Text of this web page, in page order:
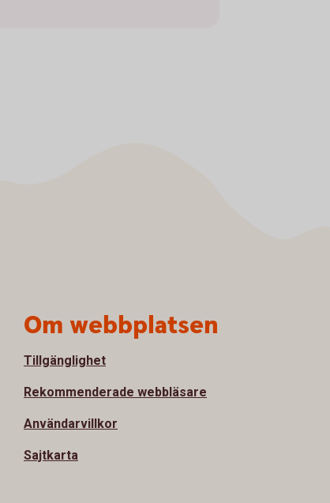
Om webbplatsen
Tillgänglighet
Rekommenderade webbläsare
Användarvillkor
Sajtkarta